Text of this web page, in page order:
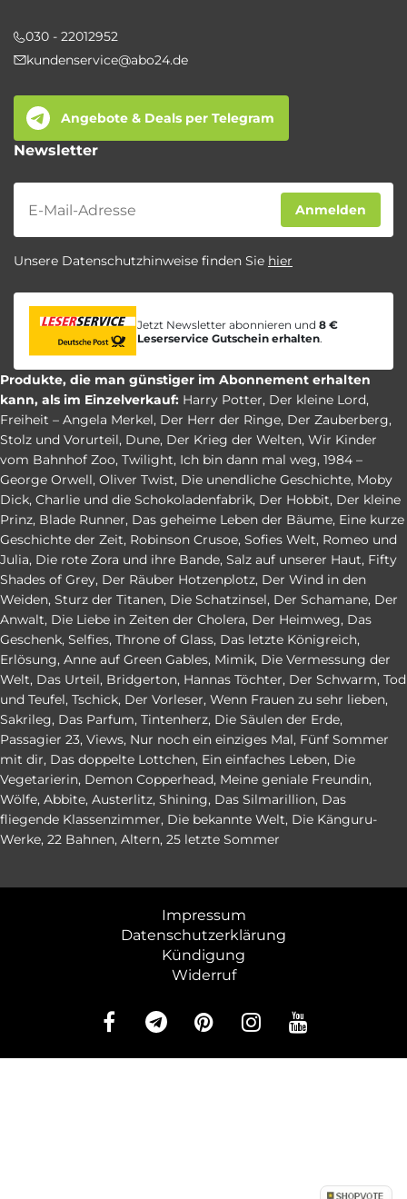
030 - 22012952
kundenservice@abo24.de
Angebote & Deals per Telegram
Newsletter
Newsletter
Anmelden
Unsere Datenschutzhinweise finden Sie hier
Jetzt Newsletter abonnieren und 8 €
Leserservice Gutschein erhalten.
Produkte, die man günstiger im Abonnement erhalten
kann, als im Einzelverkauf: Harry Potter, Der kleine Lord,
Freiheit – Angela Merkel, Der Herr der Ringe, Der Zauberberg,
Stolz und Vorurteil, Dune, Der Krieg der Welten, Wir Kinder
vom Bahnhof Zoo, Twilight, Ich bin dann mal weg, 1984 –
George Orwell, Oliver Twist, Die unendliche Geschichte, Moby
Dick, Charlie und die Schokoladenfabrik, Der Hobbit, Der kleine
Prinz, Blade Runner, Das geheime Leben der Bäume, Eine kurze
Geschichte der Zeit, Robinson Crusoe, Sofies Welt, Romeo und
Julia, Die rote Zora und ihre Bande, Salz auf unserer Haut, Fifty
Shades of Grey, Der Räuber Hotzenplotz, Der Wind in den
Weiden, Sturz der Titanen, Die Schatzinsel, Der Schamane, Der
Anwalt, Die Liebe in Zeiten der Cholera, Der Heimweg, Das
Geschenk, Selfies, Throne of Glass, Das letzte Königreich,
Erlösung, Anne auf Green Gables, Mimik, Die Vermessung der
Welt, Das Urteil, Bridgerton, Hannas Töchter, Der Schwarm, Tod
und Teufel, Tschick, Der Vorleser, Wenn Frauen zu sehr lieben,
Sakrileg, Das Parfum, Tintenherz, Die Säulen der Erde,
Passagier 23, Views, Nur noch ein einziges Mal, Fünf Sommer
mit dir, Das doppelte Lottchen, Ein einfaches Leben, Die
Vegetarierin, Demon Copperhead, Meine geniale Freundin,
Wölfe, Abbite, Austerlitz, Shining, Das Silmarillion, Das
fliegende Klassenzimmer, Die bekannte Welt, Die Känguru-
Werke, 22 Bahnen, Altern, 25 letzte Sommer
Impressum
Datenschutzerklärung
Kündigung
Widerruf